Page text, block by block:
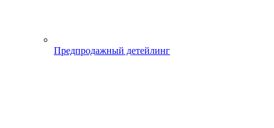
Предпродажный детейлинг